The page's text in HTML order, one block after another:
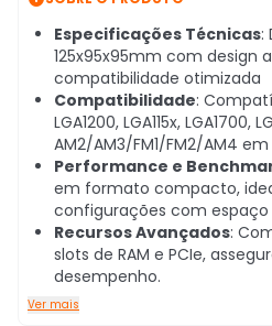
Especificações Técnicas:
125x95x95mm com design
compatibilidade otimizada
Compatibilidade:
LGA1200, LGA115x, LGA1700,
AM2/AM3/FM1/FM2/AM4
Performance e
em formato compacto,
configurações com
Recursos Avançados:
slots de RAM e PCIe,
desempenho.
Ver mais